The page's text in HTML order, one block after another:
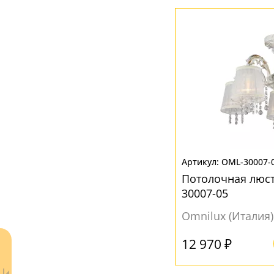
OML-30007-
Потолочная
30007-05
Omnilux (Италия)
12 970 ₽